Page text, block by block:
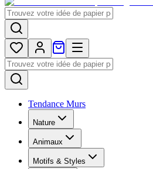
Tendance Murs
Nature
Animaux
Motifs & Styles